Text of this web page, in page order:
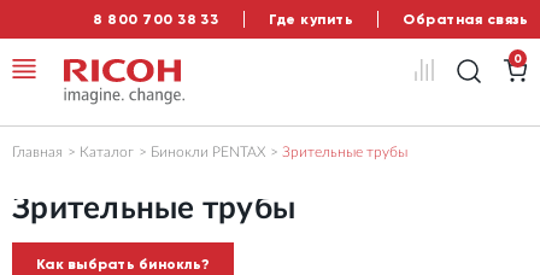
8 800 700 38 33 Где купить Обратная связь
0
Главная Каталог Бинокли PENTAX Зрительные трубы
Зрительные трубы
Как выбрать бинокль?